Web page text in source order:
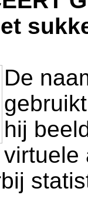
De
hij
virtuele